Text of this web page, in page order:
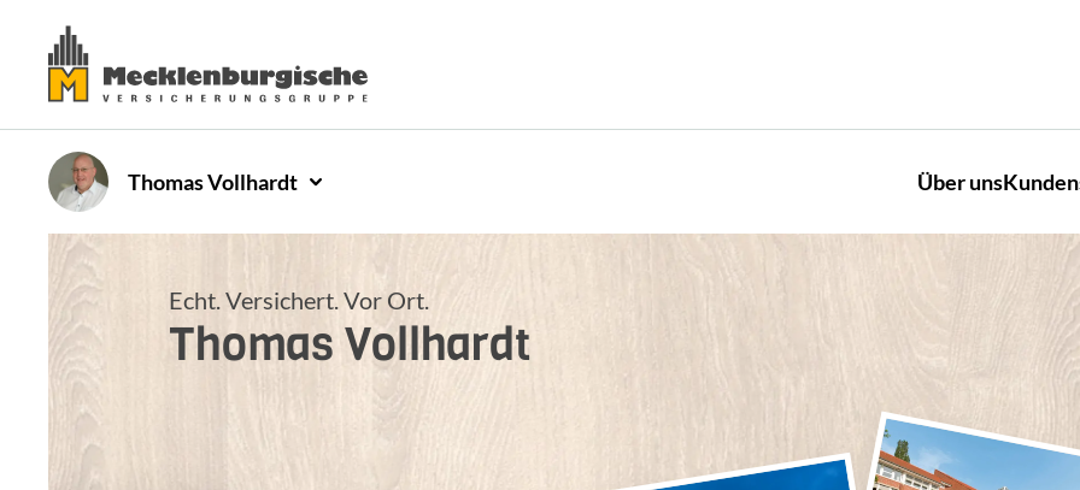
ThomasVollhardt Über uns
ThomasVollhardt
Echt. Versichert. Vor Ort.